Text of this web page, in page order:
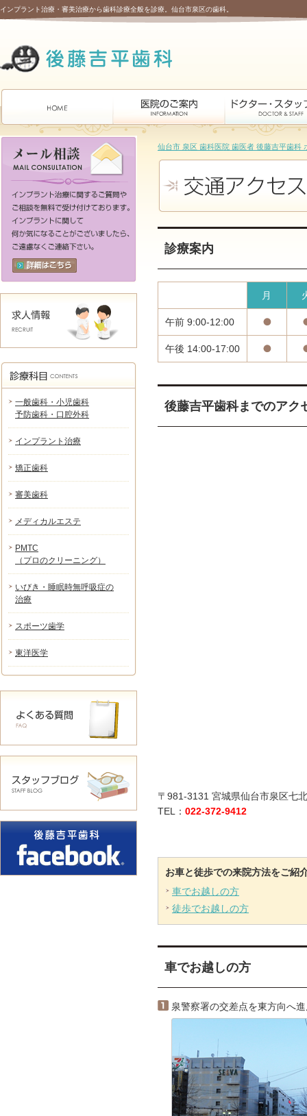
インプラント治療・審美治療から歯科診療全般を診療。仙台市泉区の歯科。
仙台市 泉区 歯科医院 歯医者 後藤吉平歯科
診療案内
月
午前 9:00-12:00
午後 14:00-17:00
後藤吉平歯科までのアク
〒981-3131 宮城県仙台市泉区七
TEL： 022-372-9412
お車と徒歩での来院方法をご紹
車でお越しの方
徒歩でお越しの方
車でお越しの方
泉警察署の交差点を東方向へ
一般歯科・小児歯科
予防歯科・口腔外科
インプラント治療
矯正歯科
審美歯科
メディカルエステ
PMTC
（プロのクリーニング）
いびき・睡眠時無呼吸症の
治療
スポーツ歯学
東洋医学